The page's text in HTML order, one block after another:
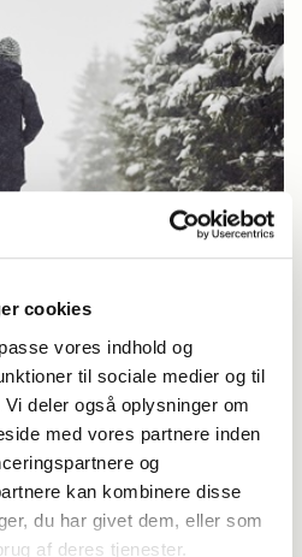
cookies
vores indhold og
til sociale medier og til
deler også oplysninger om
med vores partnere inden
og
kan kombinere disse
du har givet dem, eller som
af deres tjenester.
hunde virkelig brug for